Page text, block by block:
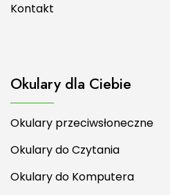
Kontakt
Okulary dla Ciebie
Okulary przeciwsłoneczne
Okulary do Czytania
Okulary do Komputera